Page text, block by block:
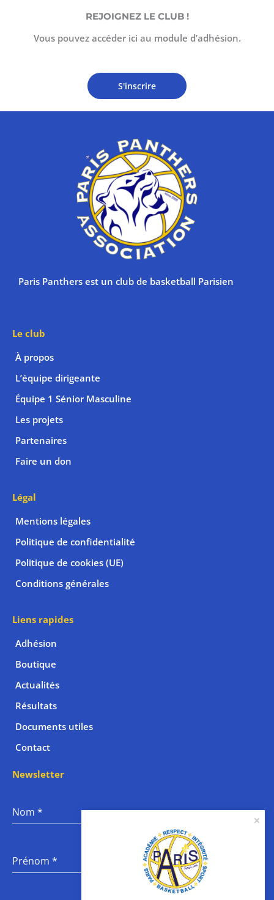
REJOIGNEZ LE CLUB !
Vous pouvez accéder ici au module d’adhésion.
S'inscrire
Paris Panthers est un club de basketball Parisien
Le club
À propos
L’équipe dirigeante
Équipe 1 Sénior Masculine
Les projets
Partenaires
Faire un don
Légal
Mentions légales
Politique de confidentialité
Politique de cookies (UE)
Conditions générales
Liens rapides
Adhésion
Boutique
Actualités
Résultats
Documents utiles
Contact
Newsletter
Nom *
Prénom *